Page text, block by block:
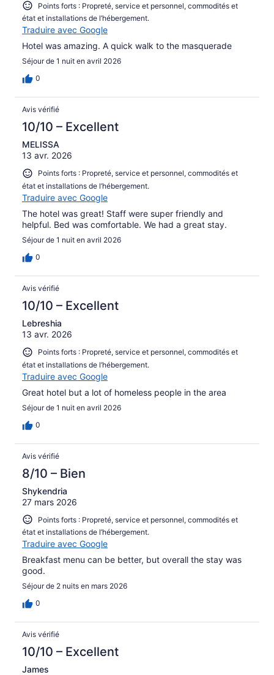
Points forts : Propreté, service et personnel, commodités et
état et installations de l’hébergement.
Traduire avec Google
Hotel was amazing. A quick walk to the masquerade
Séjour de 1 nuit en avril 2026
0
Avis vérifié
10/10 – Excellent
MELISSA
13 avr. 2026
Points forts : Propreté, service et personnel, commodités et
état et installations de l’hébergement.
Traduire avec Google
The hotel was great! Staff were super friendly and
helpful. Bed was comfortable. We had a great stay.
Séjour de 1 nuit en avril 2026
0
Avis vérifié
10/10 – Excellent
Lebreshia
13 avr. 2026
Points forts : Propreté, service et personnel, commodités et
état et installations de l’hébergement.
Traduire avec Google
Great hotel but a lot of homeless people in the area
Séjour de 1 nuit en avril 2026
0
Avis vérifié
8/10 – Bien
Shykendria
27 mars 2026
Points forts : Propreté, service et personnel, commodités et
état et installations de l’hébergement.
Traduire avec Google
Breakfast menu can be better, but overall the stay was
good.
Séjour de 2 nuits en mars 2026
0
Avis vérifié
10/10 – Excellent
James